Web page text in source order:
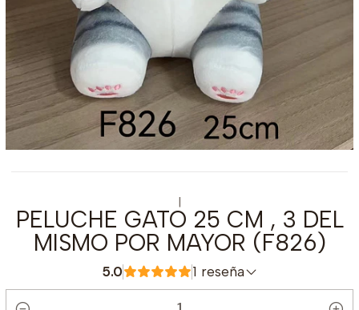
|
PELUCHE GATO 25 CM , 3 DEL
MISMO POR MAYOR (F826)
5.0 1 reseña